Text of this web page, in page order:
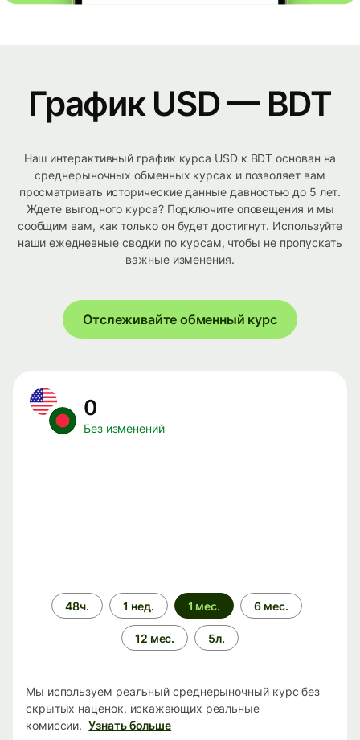
График USD — BDT
Наш интерактивный график курса USD к BDT основан на
среднерыночных обменных курсах и позволяет вам
просматривать исторические данные давностью до 5 лет.
Ждете выгодного курса? Подключите оповещения и мы
сообщим вам, как только он будет достигнут. Используйте
наши ежедневные сводки по курсам, чтобы не пропускать
важные изменения.
Отслеживайте обменный курс
0
Без изменений
Период
времени
48ч. 1 нед. 1 мес. 6 мес.
12 мес. 5л.
Мы используем реальный среднерыночный курс без
скрытых наценок, искажающих реальные
комиссии. Узнать больше